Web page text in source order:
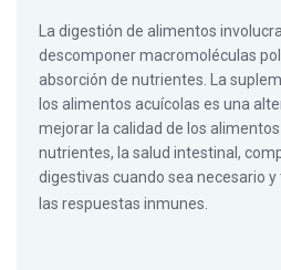
La digestión de alimentos
descomponer macromoléculas
absorción de nutrientes. La
los alimentos acuícolas es una
mejorar la calidad de los
nutrientes, la salud intestinal,
digestivas cuando sea necesario
las respuestas inmunes.